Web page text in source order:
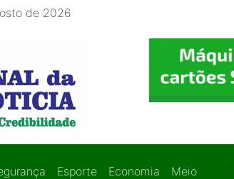
de 2026
Esporte Economia
Meio